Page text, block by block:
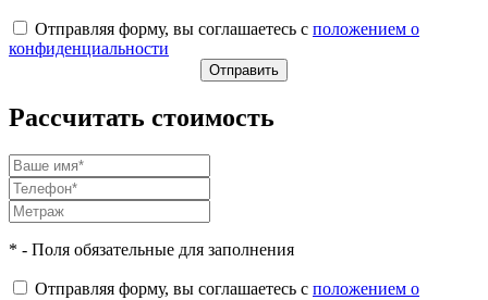
Отправляя форму, вы соглашаетесь с положением о
конфиденциальности
Рассчитать стоимость
* - Поля обязательные для заполнения
Отправляя форму, вы соглашаетесь с положением о